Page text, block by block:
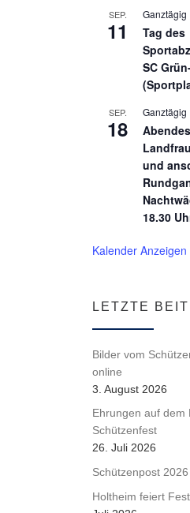
SEP.
11
Ganztägig
Tag des
SC
SEP.
18
Ganztägig
und
18.30
Kalender Anzeigen
LETZTE
Bilder vom
online
3. August 2026
Ehrungen auf dem
Schützenfest
26. Juli 2026
Schützenpost 2026
Holtheim feiert